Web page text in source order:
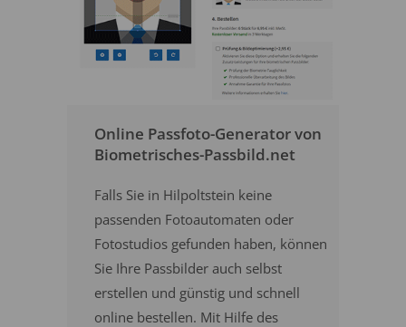
Online Passfoto-Generator von
Biometrisches-Passbild.net
Falls Sie in Hilpoltstein keine
passenden Fotoautomaten oder
Fotostudios gefunden haben, können
Sie Ihre Passbilder auch selbst
erstellen und günstig und schnell
online bestellen. Mit Hilfe des